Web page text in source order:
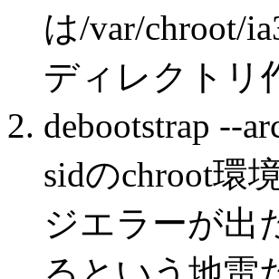
は/var/chroot/
ディレクトリ
debootstrap --
sidのchroot環
ジエラーが出